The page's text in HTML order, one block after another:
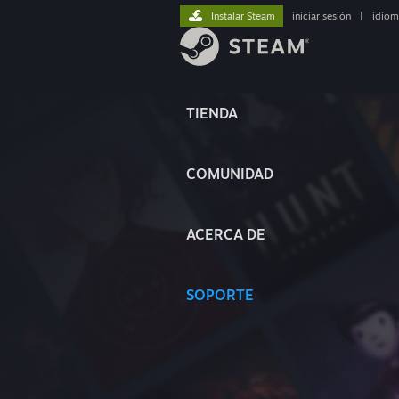
TIENDA
COMUNIDAD
ACERCA DE
SOPORTE
Instalar Steam iniciar sesión